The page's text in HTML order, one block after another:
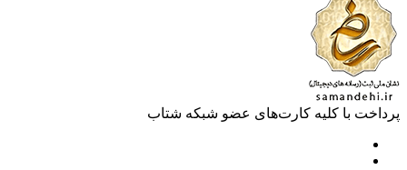
با کلیه کارت‌های عضو شبکه شتاب